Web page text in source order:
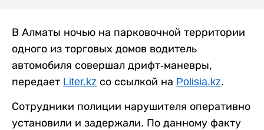
В Алматы ночью на парковочной территории
одного из торговых домов водитель
автомобиля совершал дрифт-маневры,
передает Liter.kz со ссылкой на Polisia.kz.
Сотрудники полиции нарушителя оперативно
установили и задержали. По данному факту